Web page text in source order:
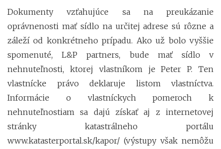
Dokumenty vzťahujúce sa na preukázanie
oprávnenosti mať sídlo na určitej adrese sú rôzne a
záleží od konkrétneho prípadu. Ako už bolo vyššie
spomenuté, L&P partners, bude mať sídlo v
nehnuteľnosti, ktorej vlastníkom je Peter P. Ten
vlastnícke právo deklaruje listom vlastníctva.
Informácie o vlastníckych pomeroch k
nehnuteľnostiam sa dajú získať aj z internetovej
stránky katastrálneho portálu
www.katasterportal.sk/kapor/ (výstupy však nemôžu